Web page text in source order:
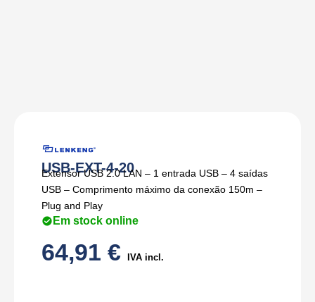
USB-EXT-4-20
Extensor USB 2.0 LAN – 1 entrada USB – 4 saídas
USB – Comprimento máximo da conexão 150m –
Plug and Play
Em stock online
64,91 € IVA incl.